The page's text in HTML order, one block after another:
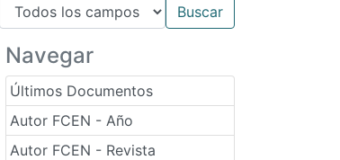
Navegar
Últimos Documentos
Autor FCEN - Año
Autor FCEN - Revista